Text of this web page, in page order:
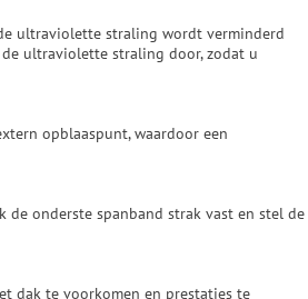
ultraviolette straling wordt verminderd
ultraviolette straling door, zodat u
opblaaspunt, waardoor een
de onderste spanband strak vast en stel de
dak te voorkomen en prestaties te